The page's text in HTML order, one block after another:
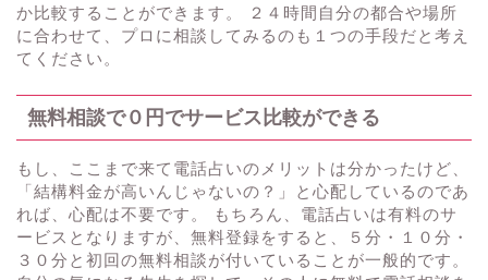
か比較することができます。 ２４時間自分の都合や場所
に合わせて、プロに相談してみるのも１つの手段だと考え
てください。
無料相談で０円でサービス比較ができる
もし、ここまで来て電話占いのメリットは分かったけど、
「結構料金が高いんじゃないの？」と心配しているのであ
れば、心配は不要です。 もちろん、電話占いは有料のサ
ービスとなりますが、無料登録をすると、５分・１０分・
３０分と初回の無料相談が付いていることが一般的です。